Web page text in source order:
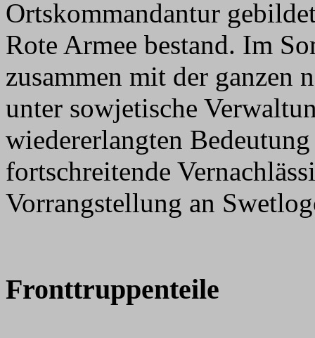
Ortskommandantur
Rote Armee bestand. Im
zusammen mit der ganzen
unter sowjetische
wiedererlangten
fortschreitende
Vorrangstellung an
Fronttruppenteile